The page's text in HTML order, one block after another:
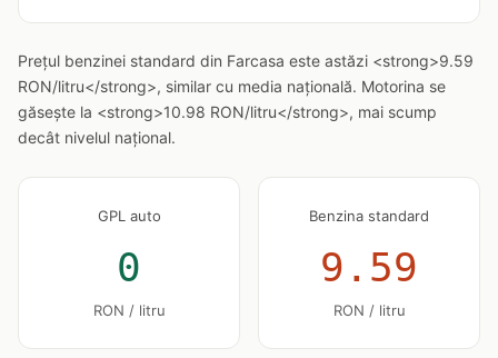
Prețul benzinei standard din Farcasa este astăzi <strong>9.59
RON/litru</strong>, similar cu media națională. Motorina se
găsește la <strong>10.98 RON/litru</strong>, mai scump
decât nivelul național.
GPL auto
0
RON / litru
Benzina standard
9.59
RON / litru